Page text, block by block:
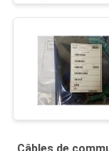
Câbles de